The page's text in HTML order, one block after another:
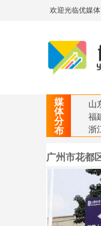
欢迎光临优媒体
媒
体
分
布
山
福
浙
广州市花都